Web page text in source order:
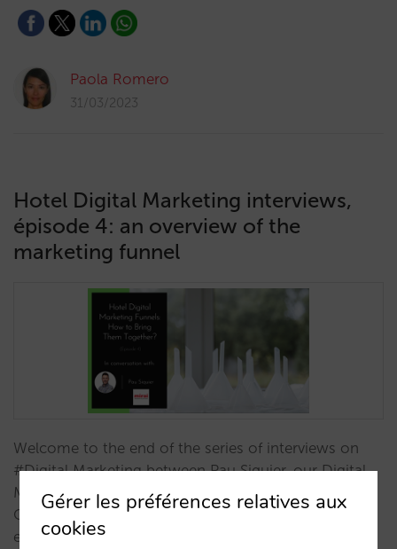
Paola Romero
31/03/2023
Hotel Digital Marketing interviews,
épisode 4: an overview of the
marketing funnel
Welcome to the end of the series of interviews on
#Digital Marketing between Pau Siquier, our Digital
Marketing Director and Trevor Grant, Chief
Cheerleader at Revenue Hub.In this fourth and final
episode, we recap the entire journey around digital
Gérer les préférences relatives aux
cookies